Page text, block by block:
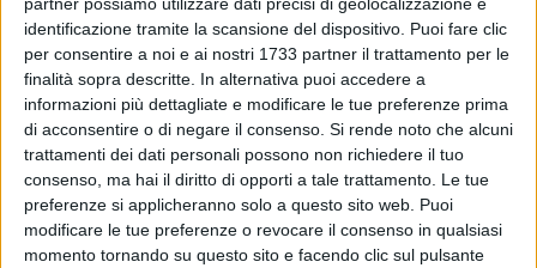
identificazione tramite la scansione del dispositivo. Puoi fare clic
per consentire a noi e ai nostri 1733 partner il trattamento per le
finalità sopra descritte. In alternativa puoi accedere a
informazioni più dettagliate e modificare le tue preferenze prima
di acconsentire o di negare il consenso. Si rende noto che alcuni
trattamenti dei dati personali possono non richiedere il tuo
consenso, ma hai il diritto di opporti a tale trattamento. Le tue
preferenze si applicheranno solo a questo sito web. Puoi
modificare le tue preferenze o revocare il consenso in qualsiasi
momento tornando su questo sito e facendo clic sul pulsante
Cattolica, accompagnato da un messaggio di auguri
sottoscritto dai membri della presidenza nazionale.
Parole cariche di affetto e stima sono giunte anche da don
Mimmo Gramegna, che ha voluto ricordarla così: «Cento
anni di una roccia! L'instancabile e inossidabile Angela
Vacca fa parte delle radici della mia vita e della mia
vocazione. Il Signore le conceda ancora vita e salute,
consolazione e pace».